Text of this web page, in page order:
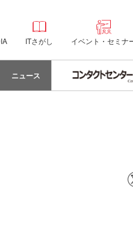
ITさがし イベント・セミナ
ニュース